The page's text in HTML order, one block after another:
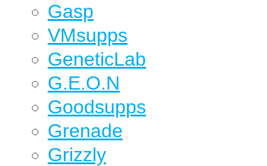
Gasp
VMsupps
GeneticLab
G.E.O.N
Goodsupps
Grenade
Grizzly